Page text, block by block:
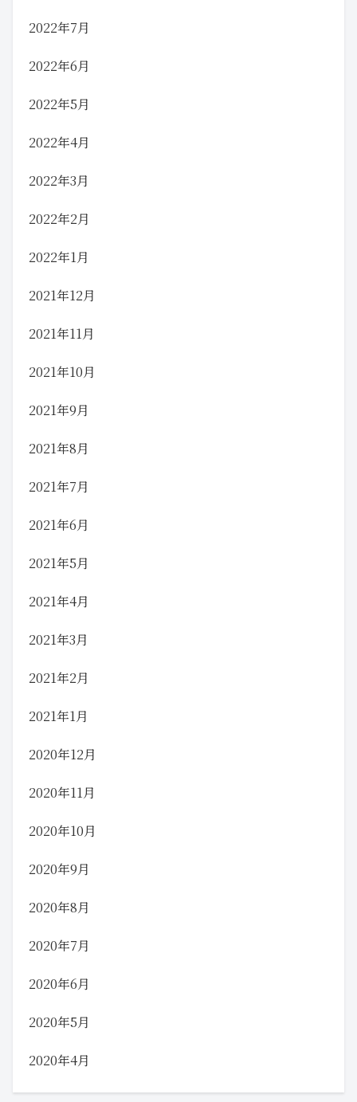
2022年7月
2022年6月
2022年5月
2022年4月
2022年3月
2022年2月
2022年1月
2021年12月
2021年11月
2021年10月
2021年9月
2021年8月
2021年7月
2021年6月
2021年5月
2021年4月
2021年3月
2021年2月
2021年1月
2020年12月
2020年11月
2020年10月
2020年9月
2020年8月
2020年7月
2020年6月
2020年5月
2020年4月